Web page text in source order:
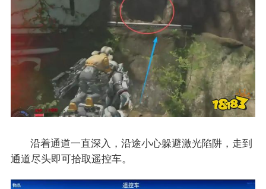
沿着通道一直深入，沿途小心躲避激光陷阱，走到
通道尽头即可拾取遥控车。